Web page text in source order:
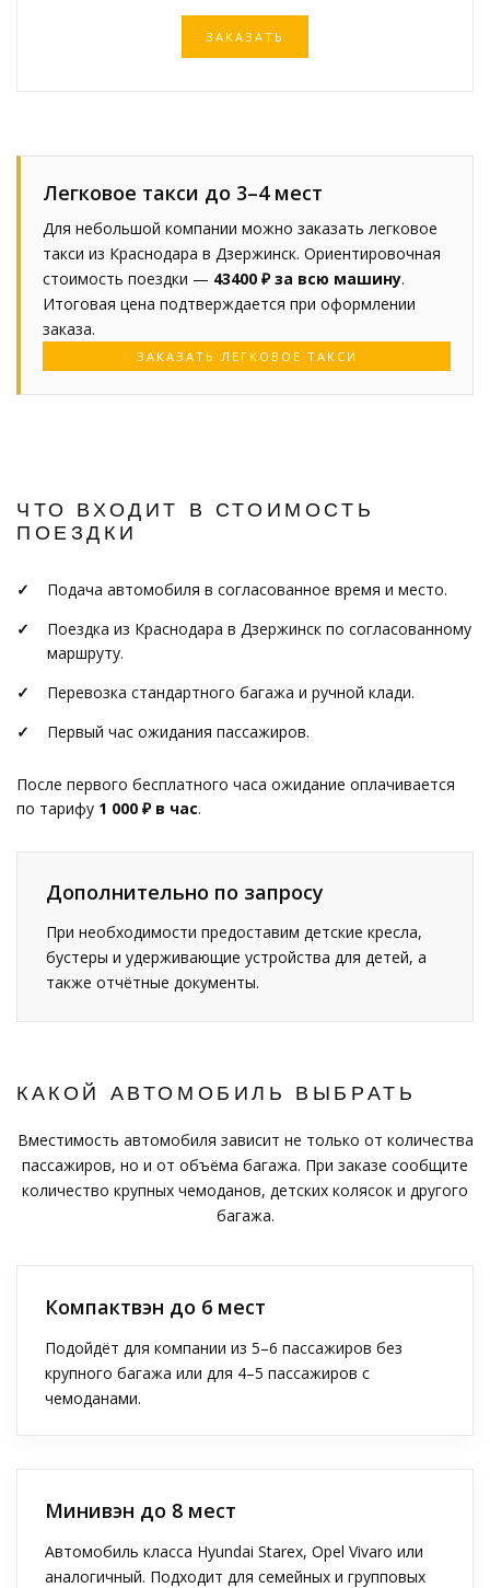
ЗАКАЗАТЬ
Легковое такси до 3–4 мест
Для небольшой компании можно заказать легковое
такси из Краснодара в Дзержинск. Ориентировочная
стоимость поездки — 43400 ₽ за всю машину.
Итоговая цена подтверждается при оформлении
заказа.
ЗАКАЗАТЬ ЛЕГКОВОЕ ТАКСИ
ЧТО ВХОДИТ В СТОИМОСТЬ
ПОЕЗДКИ
Подача автомобиля в согласованное время и место.
Поездка из Краснодара в Дзержинск по согласованному
маршруту.
Перевозка стандартного багажа и ручной клади.
Первый час ожидания пассажиров.
После первого бесплатного часа ожидание оплачивается
по тарифу 1 000 ₽ в час.
Дополнительно по запросу
При необходимости предоставим детские кресла,
бустеры и удерживающие устройства для детей, а
также отчётные документы.
КАКОЙ АВТОМОБИЛЬ ВЫБРАТЬ
Вместимость автомобиля зависит не только от количества
пассажиров, но и от объёма багажа. При заказе сообщите
количество крупных чемоданов, детских колясок и другого
багажа.
Компактвэн до 6 мест
Подойдёт для компании из 5–6 пассажиров без
крупного багажа или для 4–5 пассажиров с
чемоданами.
Минивэн до 8 мест
Автомобиль класса Hyundai Starex, Opel Vivaro или
аналогичный. Подходит для семейных и групповых